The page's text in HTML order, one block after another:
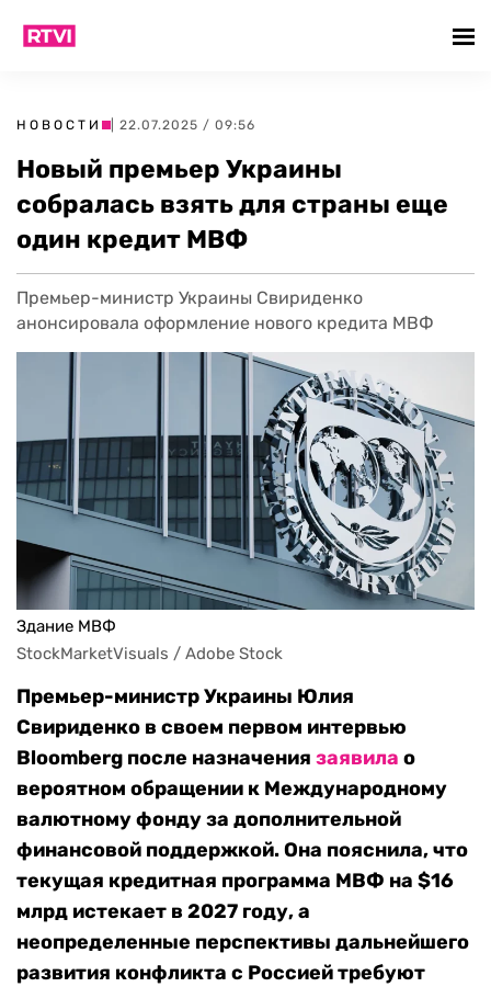
НОВОСТИ | 22.07.2025 / 09:56
Новый премьер Украины
собралась взять для страны еще
один кредит МВФ
Премьер-министр Украины Свириденко
анонсировала оформление нового кредита МВФ
Здание МВФ
StockMarketVisuals / Adobe Stock
Премьер-министр Украины Юлия
Свириденко в своем первом интервью
Bloomberg после назначения заявила о
вероятном обращении к Международному
валютному фонду за дополнительной
финансовой поддержкой. Она пояснила, что
текущая кредитная программа МВФ на $16
млрд истекает в 2027 году, а
неопределенные перспективы дальнейшего
развития конфликта с Россией требуют